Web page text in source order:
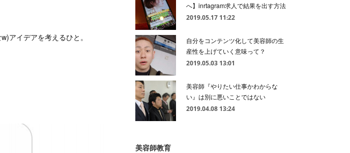
アイデアを考えるひと。
へ】inrtagram求人で結果を出す方法
2019.05.17 11:22
自分をコンテンツ化して美容師の生
産性を上げていく意味って？
2019.05.03 13:01
美容師『やりたい仕事かわからな
い』は別に悪いことではない
2019.04.08 13:24
美容師教育